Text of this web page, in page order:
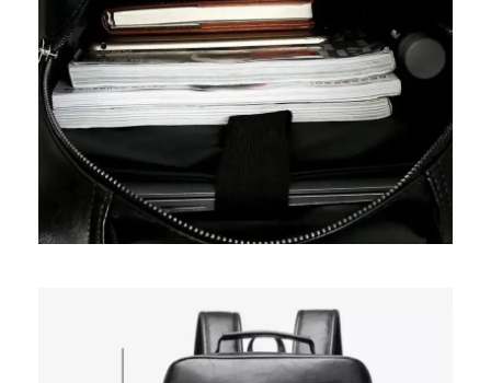
Rejoignez notre club VIP et recevez votre cadeau
de bienvenue.
Email